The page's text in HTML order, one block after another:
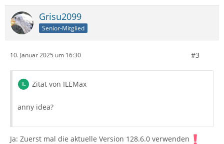
Grisu2099
Senior-Mitglied
10. Januar 2025 um 16:30 #3
Zitat von ILEMax
anny idea?
Ja: Zuerst mal die aktuelle Version 128.6.0 verwenden